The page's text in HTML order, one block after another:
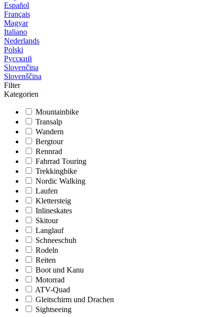
Español
Français
Magyar
Italiano
Nederlands
Polski
Русский
Slovenčina
Slovenščina
Filter
Kategorien
Mountainbike
Transalp
Wandern
Bergtour
Rennrad
Fahrrad Touring
Trekkingbike
Nordic Walking
Laufen
Klettersteig
Inlineskates
Skitour
Langlauf
Schneeschuh
Rodeln
Reiten
Boot und Kanu
Motorrad
ATV-Quad
Gleitschirm und Drachen
Sightseeing